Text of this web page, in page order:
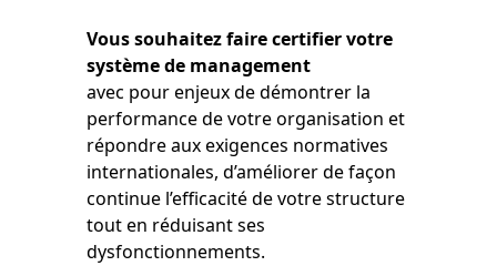
Vous souhaitez faire certifier votre
système de management
avec pour enjeux de démontrer la
performance de votre organisation et
répondre aux exigences normatives
internationales, d’améliorer de façon
continue l’efficacité de votre structure
tout en réduisant ses
dysfonctionnements.